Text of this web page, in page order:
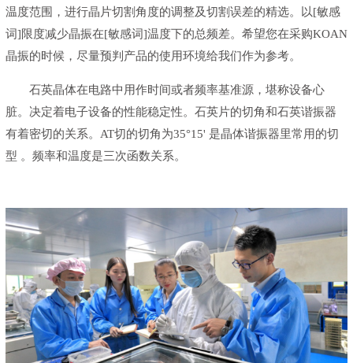
温度范围，进行晶片切割角度的调整及切割误差的精选。以[敏感
词]限度减少晶振在[敏感词]温度下的总频差。希望您在采购KOAN
晶振的时候，尽量预判产品的使用环境给我们作为参考。
石英晶体在电路中用作时间或者频率基准源，堪称设备心
脏。决定着电子设备的性能稳定性。石英片的切角和石英谐振器
有着密切的关系。AT切的切角为35°15' 是晶体谐振器里常用的切
型 。频率和温度是三次函数关系。